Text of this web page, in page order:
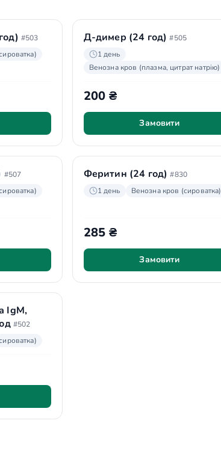
#503
Д-димер (24 год)#505
1 день
Венозна кров (плазма, цитрат натрію)
200 ₴
Замовити
#507
Феритин (24 год)#830
1 день
Венозна кров (сироватка)
285 ₴
Замовити
IgМ,
#502